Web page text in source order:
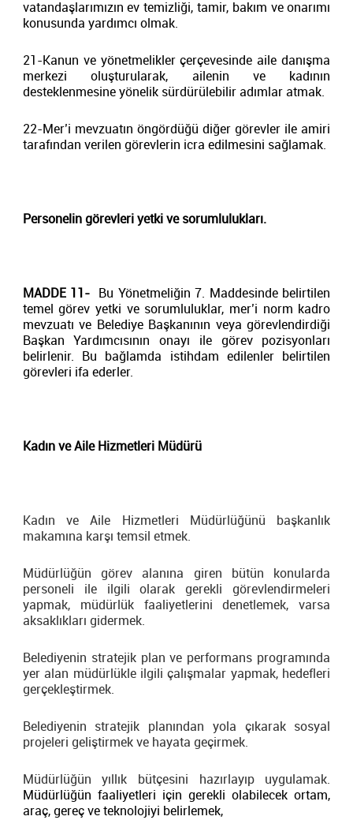
vatandaşlarımızın ev temizliği, tamir, bakım ve onarımı
konusunda yardımcı olmak.
21-Kanun ve yönetmelikler çerçevesinde aile danışma
merkezi oluşturularak, ailenin ve kadının
desteklenmesine yönelik sürdürülebilir adımlar atmak.
22-Mer’i mevzuatın öngördüğü diğer görevler ile amiri
tarafından verilen görevlerin icra edilmesini sağlamak.
Personelin görevleri yetki ve sorumlulukları.
MADDE 11- Bu Yönetmeliğin 7. Maddesinde belirtilen
temel görev yetki ve sorumluluklar, mer’i norm kadro
mevzuatı ve Belediye Başkanının veya görevlendirdiği
Başkan Yardımcısının onayı ile görev pozisyonları
belirlenir. Bu bağlamda istihdam edilenler belirtilen
görevleri ifa ederler.
Kadın ve Aile Hizmetleri Müdürü
Kadın ve Aile Hizmetleri Müdürlüğünü başkanlık
makamına karşı temsil etmek.
Müdürlüğün görev alanına giren bütün konularda
personeli ile ilgili olarak gerekli görevlendirmeleri
yapmak, müdürlük faaliyetlerini denetlemek, varsa
aksaklıkları gidermek.
Belediyenin stratejik plan ve performans programında
yer alan müdürlükle ilgili çalışmalar yapmak, hedefleri
gerçekleştirmek.
Belediyenin stratejik planından yola çıkarak sosyal
projeleri geliştirmek ve hayata geçirmek.
Müdürlüğün yıllık bütçesini hazırlayıp uygulamak.
Müdürlüğün faaliyetleri için gerekli olabilecek ortam,
araç, gereç ve teknolojiyi belirlemek,